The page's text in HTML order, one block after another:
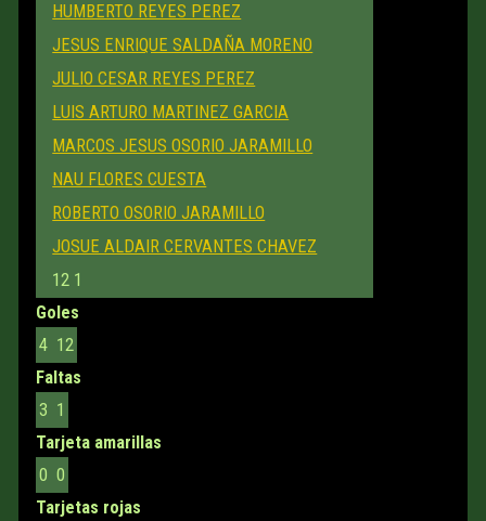
HUMBERTO REYES PEREZ
JESUS ENRIQUE SALDAÑA MORENO
JULIO CESAR REYES PEREZ
LUIS ARTURO MARTINEZ GARCIA
MARCOS JESUS OSORIO JARAMILLO
NAU FLORES CUESTA
ROBERTO OSORIO JARAMILLO
JOSUE ALDAIR CERVANTES CHAVEZ
12 1
Goles
4 12
Faltas
3 1
Tarjeta amarillas
0 0
Tarjetas rojas